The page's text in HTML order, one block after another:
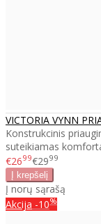
VICTORIA VYNN
Konstrukcinis
suteikiamas
€2699€2999
Į norų sąrašą
Akcija -10%